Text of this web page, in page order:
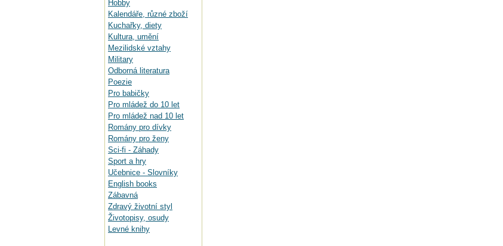
Hobby
Kalendáře, různé zboží
Kuchařky, diety
Kultura, umění
Mezilidské vztahy
Military
Odborná literatura
Poezie
Pro babičky
Pro mládež do 10 let
Pro mládež nad 10 let
Romány pro dívky
Romány pro ženy
Sci-fi - Záhady
Sport a hry
Učebnice - Slovníky
English books
Zábavná
Zdravý životní styl
Životopisy, osudy
Levné knihy